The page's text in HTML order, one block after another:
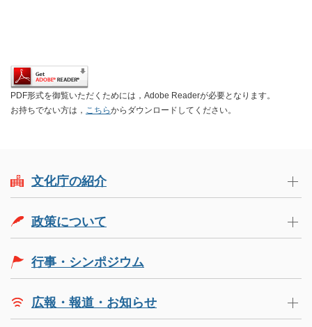
PDF形式を御覧いただくためには，Adobe Readerが必要となります。
お持ちでない方は， こちらからダウンロードしてください。
文化庁の紹介
政策について
行事・シンポジウム
広報・報道・お知らせ